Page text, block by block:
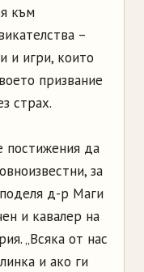
към
–
и игри, които
призвание
страх.
постижения да
за
д-р Маги
и кавалер на
„Всяка от нас
и ако ги